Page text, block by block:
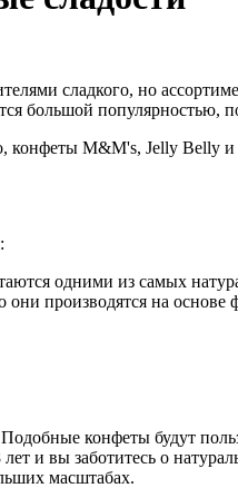
сладкого, но
большой популярностью,
конфеты M&M's, Jelly Belly
одними из самых
они производятся на
конфеты будут
лет и вы заботитесь о
масштабах.